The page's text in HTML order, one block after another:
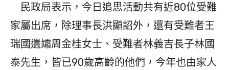
民政局表示，今日追思活動共有近80位受難
家屬出席，除理事長洪顯詔外，還有受難者王
瑞國遺孀周金桂女士、受難者林義吉長子林國
泰先生，皆已90歲高齡的他們，今年也由家人